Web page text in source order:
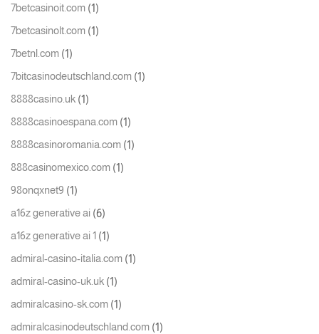
7betcasinoit.com (1)
7betcasinolt.com (1)
7betnl.com (1)
7bitcasinodeutschland.com (1)
8888casino.uk (1)
8888casinoespana.com (1)
8888casinoromania.com (1)
888casinomexico.com (1)
98onqxnet9 (1)
a16z generative ai (6)
a16z generative ai 1 (1)
admiral-casino-italia.com (1)
admiral-casino-uk.uk (1)
admiralcasino-sk.com (1)
admiralcasinodeutschland.com (1)